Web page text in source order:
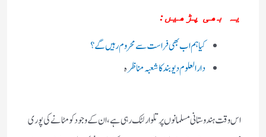
یہ بھی پڑھیں:
کیا ہم اب بھی فراست سے محروم رہیں گے؟
دارالعلوم دیوبند کا شعبہ مناظرہ
اس وقت ہندوستانی مسلمانوں پر تلوار لٹک رہی ہے، ان کے وجود کو مٹانے کی پوری